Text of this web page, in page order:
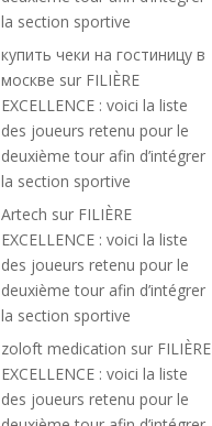
la section sportive
купить чеки на гостиницу в
москве sur FILIÈRE
EXCELLENCE : voici la liste
des joueurs retenu pour le
deuxième tour afin d’intégrer
la section sportive
Artech sur FILIÈRE
EXCELLENCE : voici la liste
des joueurs retenu pour le
deuxième tour afin d’intégrer
la section sportive
zoloft medication sur FILIÈRE
EXCELLENCE : voici la liste
des joueurs retenu pour le